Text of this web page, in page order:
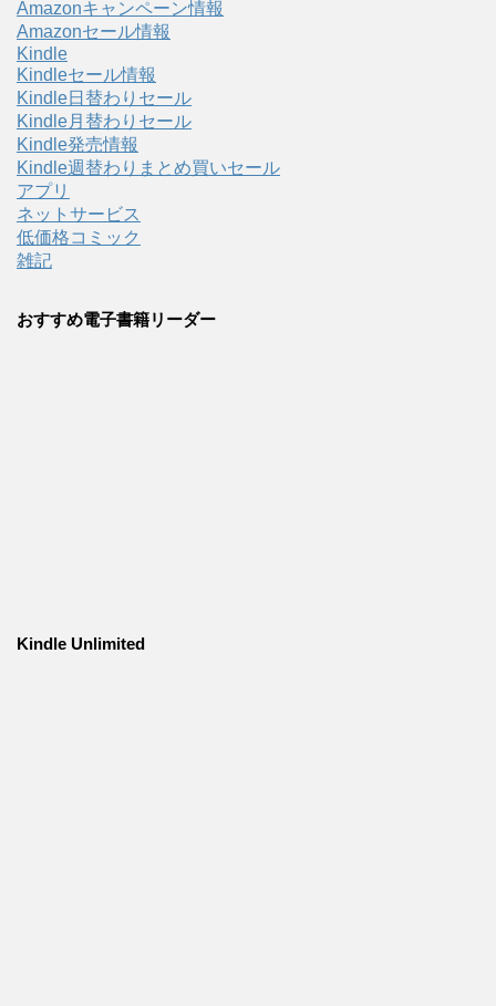
Amazonキャンペーン情報
Amazonセール情報
Kindle
Kindleセール情報
Kindle日替わりセール
Kindle月替わりセール
Kindle発売情報
Kindle週替わりまとめ買いセール
アプリ
ネットサービス
低価格コミック
雑記
おすすめ電子書籍リーダー
Kindle Unlimited